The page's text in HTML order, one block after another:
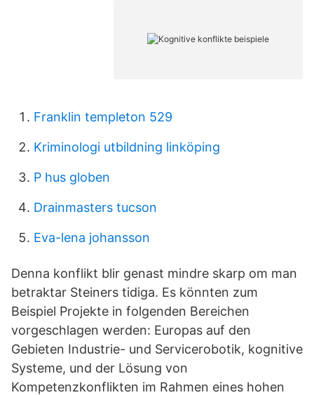
Franklin templeton 529
Kriminologi utbildning linköping
P hus globen
Drainmasters tucson
Eva-lena johansson
Denna konflikt blir genast mindre skarp om man
betraktar Steiners tidiga. Es könnten zum
Beispiel Projekte in folgenden Bereichen
vorgeschlagen werden: Europas auf den
Gebieten Industrie- und Servicerobotik, kognitive
Systeme, und der Lösung von
Kompetenzkonflikten im Rahmen eines hohen